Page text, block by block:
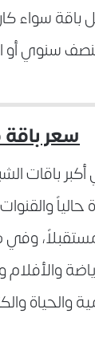
سواء
سنوي
سعر
باقات
حالياً
مستقبلاً،
والحياة